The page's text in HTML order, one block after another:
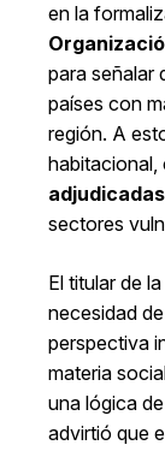
en la
para señalar
países con
región. A
habitacional,
adjudicadas
sectores
El titular de
necesidad
perspectiva
materia
una lógica
advirtió que